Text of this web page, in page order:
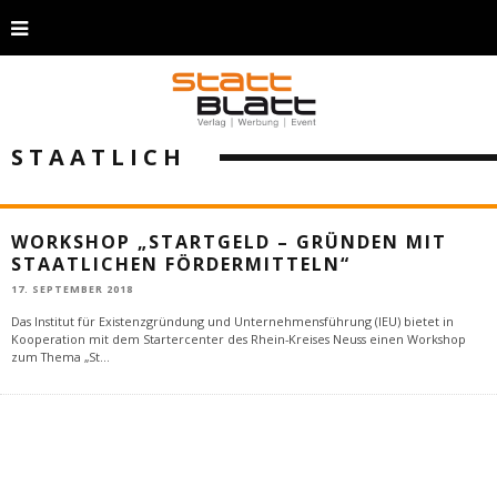
STAATLICH
WORKSHOP „STARTGELD – GRÜNDEN MIT
STAATLICHEN FÖRDERMITTELN“
17. SEPTEMBER 2018
Das Institut für Existenzgründung und Unternehmensführung (IEU) bietet in
Kooperation mit dem Startercenter des Rhein-Kreises Neuss einen Workshop
zum Thema „St...